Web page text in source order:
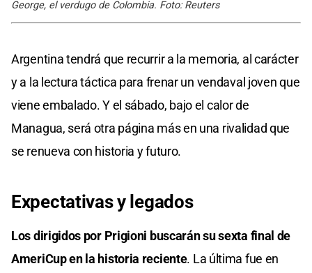
George, el verdugo de Colombia. Foto: Reuters
Argentina tendrá que recurrir a la memoria, al carácter
y a la lectura táctica para frenar un vendaval joven que
viene embalado. Y el sábado, bajo el calor de
Managua, será otra página más en una rivalidad que
se renueva con historia y futuro.
Expectativas y legados
Los dirigidos por Prigioni buscarán su sexta final de
AmeriCup en la historia reciente. La última fue en